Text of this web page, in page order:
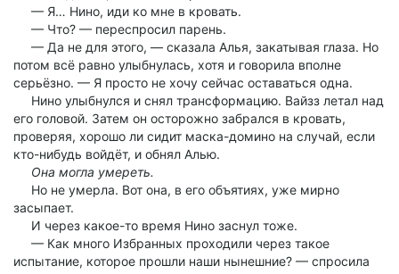
— Я… Нино, иди ко мне в кровать.
— Что? — переспросил парень.
— Да не для этого, — сказала Алья, закатывая глаза. Но
потом всё равно улыбнулась, хотя и говорила вполне
серьёзно. — Я просто не хочу сейчас оставаться одна.
Нино улыбнулся и снял трансформацию. Вайзз летал над
его головой. Затем он осторожно забрался в кровать,
проверяя, хорошо ли сидит маска-домино на случай, если
кто-нибудь войдёт, и обнял Алью.
Она могла умереть.
Но не умерла. Вот она, в его объятиях, уже мирно
засыпает.
И через какое-то время Нино заснул тоже.
— Как много Избранных проходили через такое
испытание, которое прошли наши нынешние? — спросила